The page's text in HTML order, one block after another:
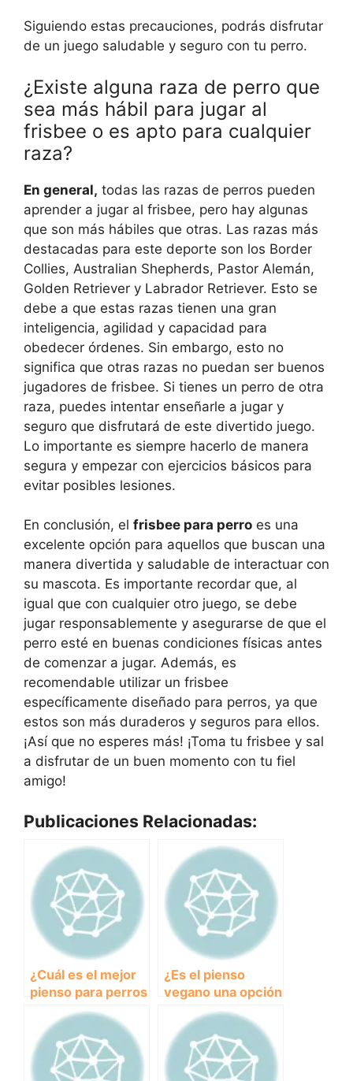
Siguiendo estas precauciones, podrás disfrutar
de un juego saludable y seguro con tu perro.
¿Existe alguna raza de perro que
sea más hábil para jugar al
frisbee o es apto para cualquier
raza?
En general, todas las razas de perros pueden
aprender a jugar al frisbee, pero hay algunas
que son más hábiles que otras. Las razas más
destacadas para este deporte son los Border
Collies, Australian Shepherds, Pastor Alemán,
Golden Retriever y Labrador Retriever. Esto se
debe a que estas razas tienen una gran
inteligencia, agilidad y capacidad para
obedecer órdenes. Sin embargo, esto no
significa que otras razas no puedan ser buenos
jugadores de frisbee. Si tienes un perro de otra
raza, puedes intentar enseñarle a jugar y
seguro que disfrutará de este divertido juego.
Lo importante es siempre hacerlo de manera
segura y empezar con ejercicios básicos para
evitar posibles lesiones.
En conclusión, el frisbee para perro es una
excelente opción para aquellos que buscan una
manera divertida y saludable de interactuar con
su mascota. Es importante recordar que, al
igual que con cualquier otro juego, se debe
jugar responsablemente y asegurarse de que el
perro esté en buenas condiciones físicas antes
de comenzar a jugar. Además, es
recomendable utilizar un frisbee
específicamente diseñado para perros, ya que
estos son más duraderos y seguros para ellos.
¡Así que no esperes más! ¡Toma tu frisbee y sal
a disfrutar de un buen momento con tu fiel
amigo!
Publicaciones Relacionadas:
¿Cuál es el mejor
pienso para perros
en relación
calidad-precio?
¿Es el pienso
vegano una opción
saludable para la
alimentación de
perros?